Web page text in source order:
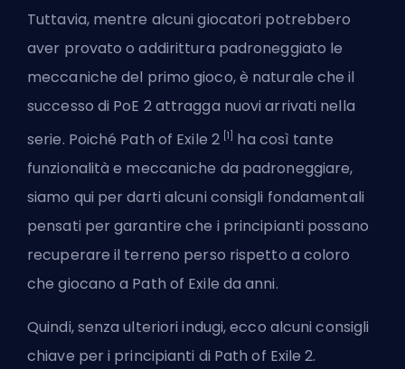
Tuttavia, mentre alcuni giocatori potrebbero
aver provato o addirittura padroneggiato le
meccaniche del primo gioco, è naturale che il
successo di PoE 2 attragga nuovi arrivati nella
serie. Poiché Path of Exile 2 [1]
ha così tante
funzionalità e meccaniche da padroneggiare,
siamo qui per darti alcuni consigli fondamentali
pensati per garantire che i principianti possano
recuperare il terreno perso rispetto a coloro
che giocano a Path of Exile da anni.
Quindi, senza ulteriori indugi, ecco alcuni consigli
chiave per i principianti di Path of Exile 2.